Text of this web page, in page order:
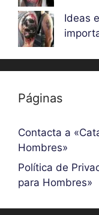
Ideas
Páginas
Contacta a
Hombres»
Política de
para Hombres»